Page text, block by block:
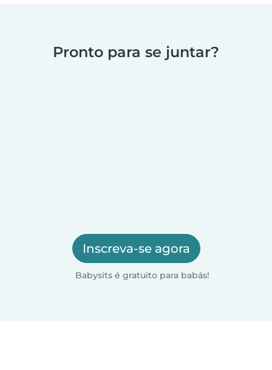
Pronto para se juntar?
Inscreva-se agora
Babysits é gratuito para babás!